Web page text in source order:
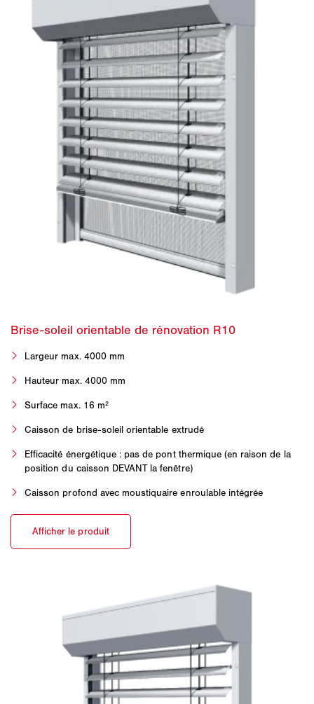
Largeur max. 4000 mm
Hauteur max. 4000 mm
Surface max. 16 m²
Caisson de brise-soleil orientable extrudé
Efficacité énergétique : pas de pont thermique (en raison de la
position du caisson DEVANT la fenêtre)
Caisson profond avec moustiquaire enroulable intégrée